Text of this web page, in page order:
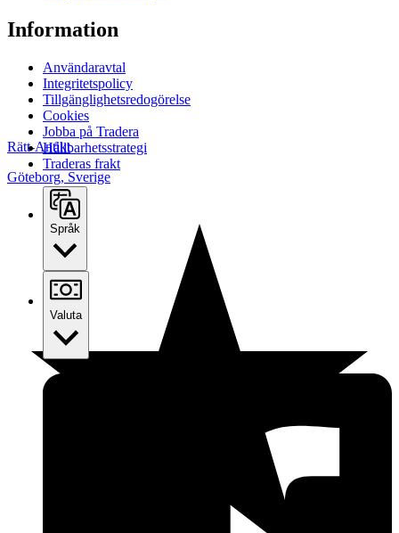
Rätt-Antikt
Göteborg, Sverige
Information
Användaravtal
Integritetspolicy
Tillgänglighetsredogörelse
Cookies
Jobba på Tradera
Hållbarhetsstrategi
Traderas frakt
Språk
Valuta